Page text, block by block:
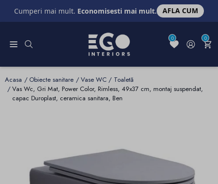
Cumperi mai mult. Economisesti mai mult. AFLA CUM
0 0
Acasa Obiecte sanitare
Vase WC / Toaletă
Vas Wc, Gri Mat, Power Color, Rimless, 49x37 cm, montaj suspendat,
capac Duroplast, ceramica sanitara, Ben